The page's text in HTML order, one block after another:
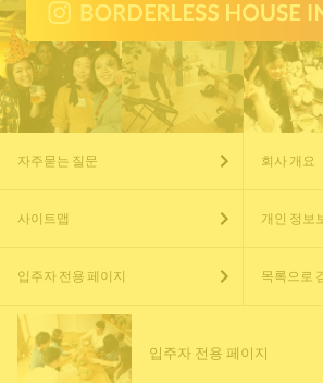
자주묻는 질문 회사 개요
사이트맵 개인 정보
입주자 전용 페이지 목록으로
입주자 전용 페이지